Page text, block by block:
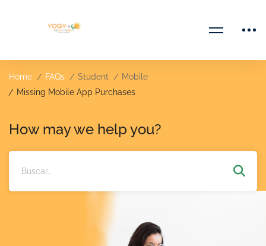
Home FAQs Student
Mobile
Missing Mobile App Purchases
How may we help you?